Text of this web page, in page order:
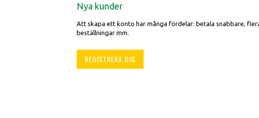
Nya kunder
Att skapa ett konto har många fördelar: betala snabbare,
beställningar mm.
REGISTRERA DIG